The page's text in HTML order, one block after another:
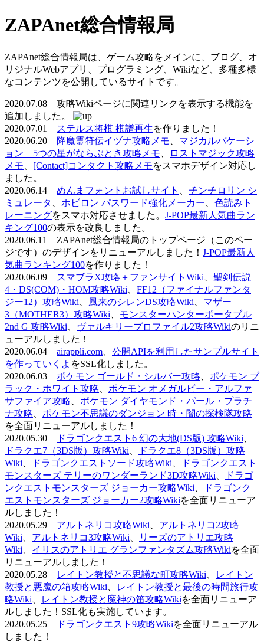
ZAPAnet総合情報局
ZAPAnet総合情報局は、ゲーム攻略をメインに、ブログ、オ
リジナルWebアプリ、プログラミング、Wikiなど、多種多様
なコンテンツを公開しているサイトです。
2020.07.08 攻略Wikiページに関連リンクを表示する機能を
追加しました。
2020.07.01
ステルス将棋 棋譜再生を作りました！
2020.06.20
降魔霊符伝イヅナ攻略メモ
マジカルバケーシ
ョン 5つの星がならぶとき攻略メモ
ロストマジック攻略
メモ
[Contact]コンタクト攻略メモをスマホデザイン対応し
ました。
2020.06.14 めんまフォントお試しサイト
チンチロリン シ
ミュレータ
ホビロン パスワード強化メーカー
色読みト
レーニングをスマホ対応させました。 J-POP最新人気曲ラン
キング100の表示を改良しました。
2020.06.11 ZAPAnet総合情報局のトップページ（このペー
ジです）のデザインをリニューアルしました！ J-POP最新人
気曲ランキング100を作りました！
2020.06.09
スマブラX攻略＋ファンサイトWiki
聖剣伝説
4・DS(COM)・HOM攻略Wiki
FF12（ファイナルファンタ
ジー12）攻略Wiki
風来のシレンDS攻略Wiki
マザー
3（MOTHER3）攻略Wiki
モンスターハンターポータブル
2nd G 攻略Wiki
ヴァルキリープロファイル2攻略Wikiのリニ
ューアルしました！
2020.06.04 airappli.com
公開APIを利用したサンプルサイト
を作っていくよ をSSL化しました。
2020.06.03 ポケモン ゴールド・シルバー攻略
ポケモン ブ
ラック・ホワイト攻略
ポケモン オメガルビー・アルファ
サファイア攻略
ポケモン ダイヤモンド・パール・プラチ
ナ攻略
ポケモン不思議のダンジョン 時・闇の探検隊攻略
を全面リニューアルしました！
2020.05.30
ドラゴンクエスト6 幻の大地(DS版) 攻略Wiki
ドラクエ7（3DS版）攻略Wiki
ドラクエ8（3DS版）攻略
Wiki
ドラゴンクエストソード攻略Wiki
ドラゴンクエスト
モンスターズ テリーのワンダーランド3D攻略Wiki
ドラゴ
ンクエストモンスターズ ジョーカー攻略Wiki
ドラゴンク
エストモンスターズ ジョーカー2攻略Wikiを全面リニューア
ルしました！
2020.05.29 アルトネリコ攻略Wiki
アルトネリコ2攻略
Wiki
アルトネリコ3攻略Wiki
リーズのアトリエ攻略
Wiki
イリスのアトリエ グランファンタズム攻略Wikiを全面
リニューアルしました！
2020.05.28
レイトン教授と不思議な町攻略Wiki
レイトン
教授と悪魔の箱攻略Wiki
レイトン教授と最後の時間旅行攻
略Wiki
レイトン教授と魔神の笛攻略Wikiを全面リニューア
ルしました！SSL化も実施しています。
2020.05.25
ドラゴンクエスト9攻略Wikiを全面リニューアル
しました！